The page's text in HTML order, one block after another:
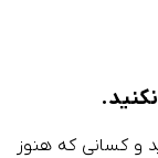
.
و کسانی که هنوز